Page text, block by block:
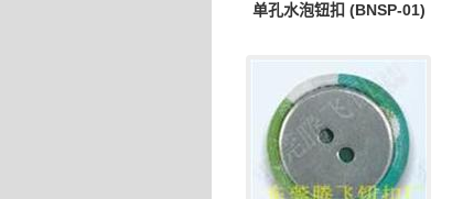
单孔水泡钮扣 (BNSP-01)